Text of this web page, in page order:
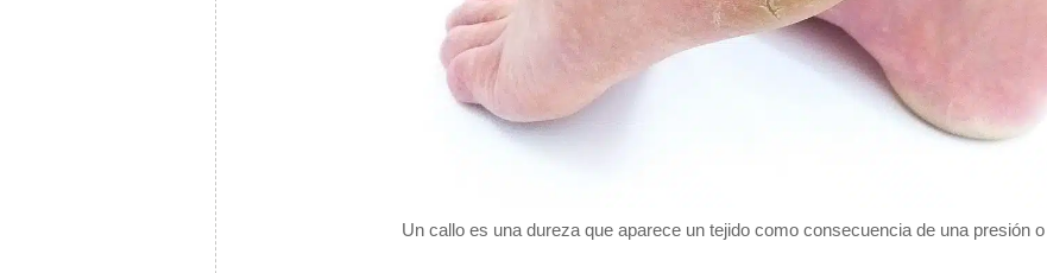
Un callo es una dureza que aparece un tejido como consecuencia de una presión